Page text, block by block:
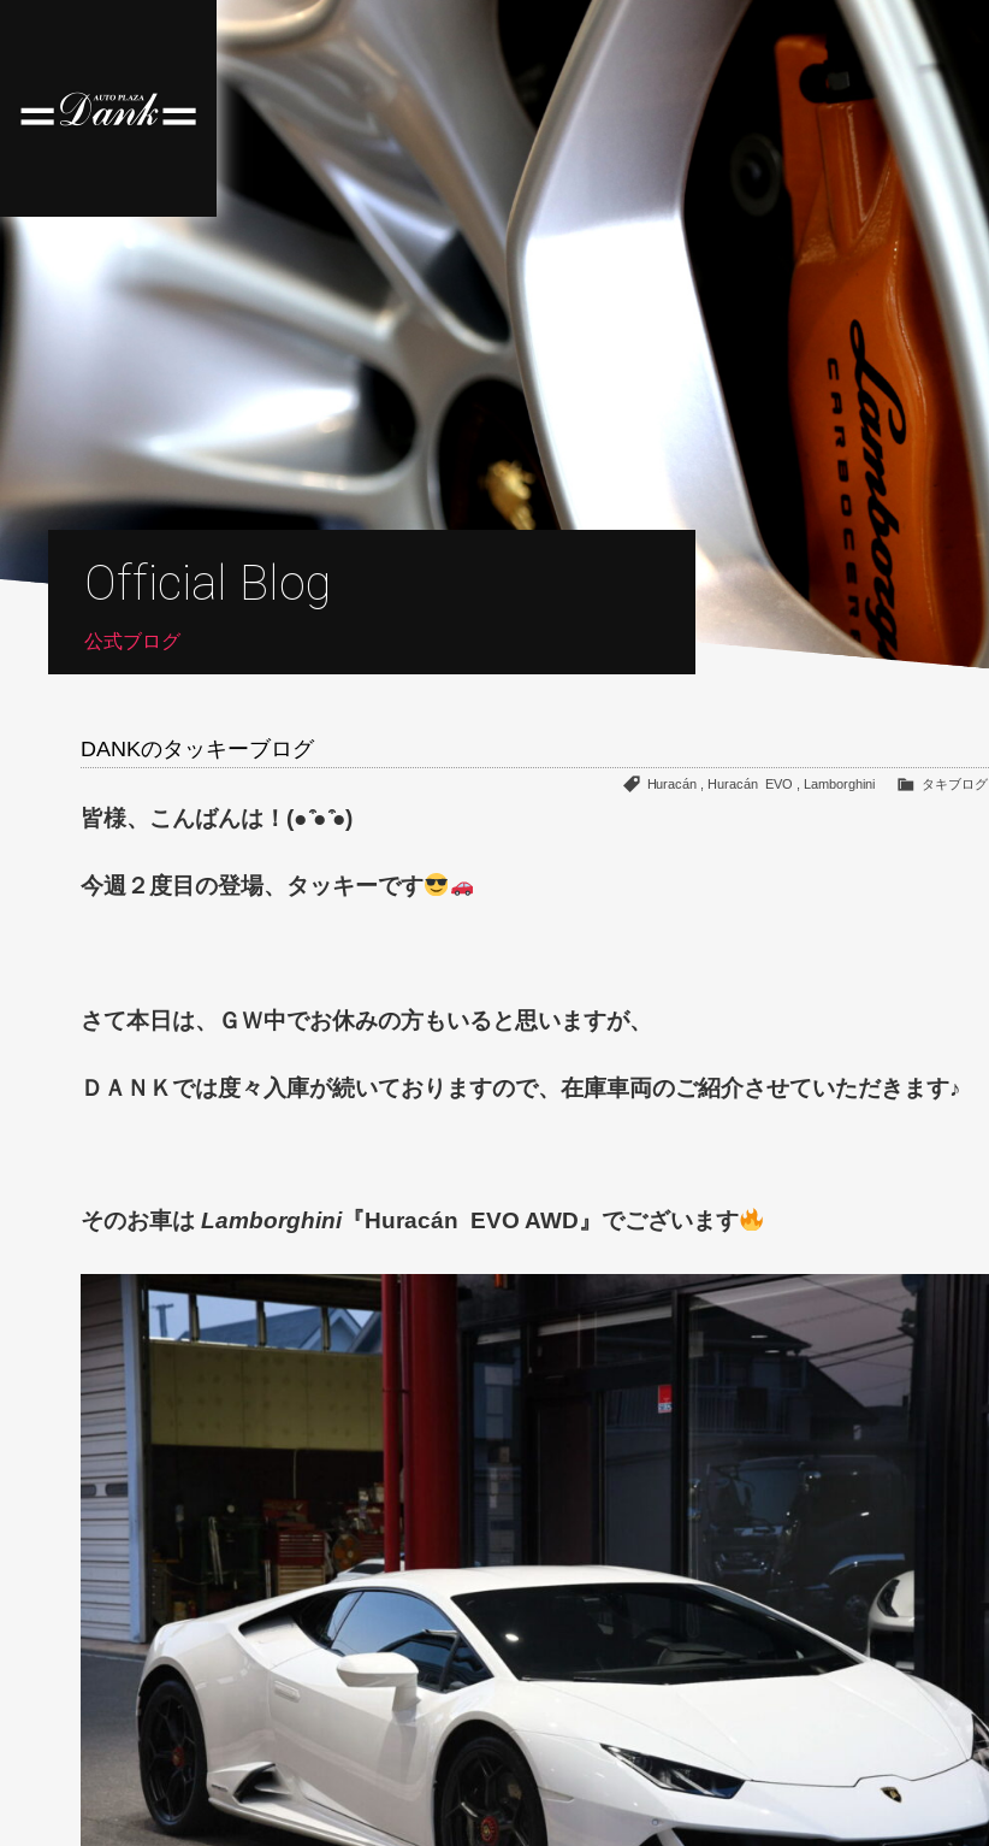
Official Blog
公式ブログ
DANKのタッキーブログ
タキブログ
Huracán Huracán EVO Lamborghini
皆様、こんばんは！(● ̍̑● ̍̑●)
今週２度目の登場、タッキーです
さて本日は、ＧＷ中でお休みの方もいると思いますが、
ＤＡＮＫでは度々入庫が続いておりますので、在庫車両のご紹介させていただきます♪
そのお車は Lamborghini『Huracán EVO AWD』でございます